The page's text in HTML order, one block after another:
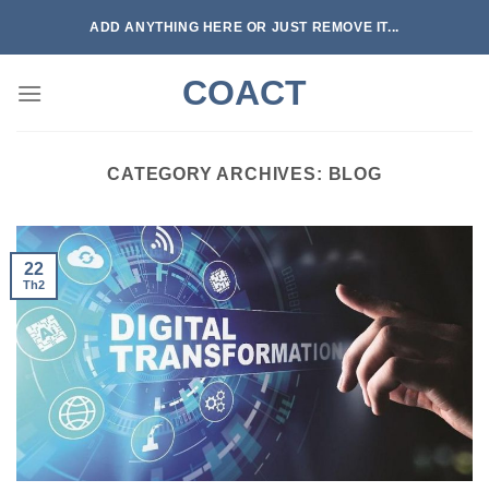
ADD ANYTHING HERE OR JUST REMOVE IT...
COACT
CATEGORY ARCHIVES: BLOG
22
Th2